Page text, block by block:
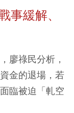
緩解、
廖祿民分析，
金的退場，若
臨被迫「軋空